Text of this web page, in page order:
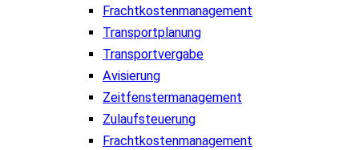
Frachtkostenmanagement
Transportplanung
Transportvergabe
Avisierung
Zeitfenstermanagement
Zulaufsteuerung
Frachtkostenmanagement